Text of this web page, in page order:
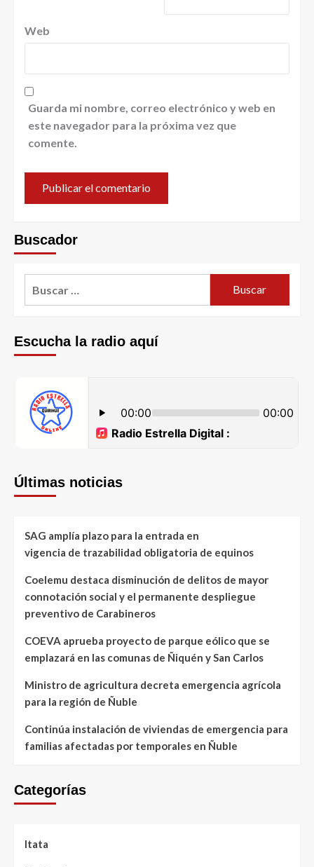
Web
Guarda mi nombre, correo electrónico y web en
este navegador para la próxima vez que
comente.
Buscador
Escucha la radio aquí
Últimas noticias
SAG amplía plazo para la entrada en
vigencia de trazabilidad obligatoria de equinos
Coelemu destaca disminución de delitos de mayor
connotación social y el permanente despliegue
preventivo de Carabineros
COEVA aprueba proyecto de parque eólico que se
emplazará en las comunas de Ñiquén y San Carlos
Ministro de agricultura decreta emergencia agrícola
para la región de Ñuble
Continúa instalación de viviendas de emergencia para
familias afectadas por temporales en Ñuble
Categorías
Itata